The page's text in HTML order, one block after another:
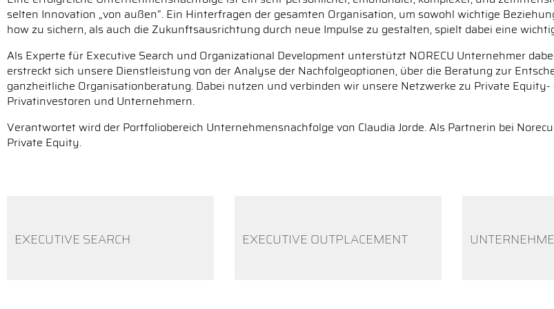
selten Innovation „von außen“. Ein Hinterfragen der gesamten Organisation, um sowohl wichtige
how zu sichern, als auch die Zukunftsausrichtung durch neue Impulse zu gestalten, spielt dabei eine
Als Experte für Executive Search und Organizational Development unterstützt NORECU Unternehmer
erstreckt sich unsere Dienstleistung von der Analyse der Nachfolgeoptionen, über die Beratung zur
ganzheitliche Organisationberatung. Dabei nutzen und verbinden wir unsere Netzwerke zu Private
Privatinvestoren und Unternehmern.
Verantwortet wird der Portfoliobereich Unternehmensnachfolge von Claudia Jorde. Als Partnerin bei
Private Equity.
EXECUTIVE SEARCH EXECUTIVE OUTPLACEMENT